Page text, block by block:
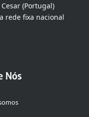
(Portugal)
rede fixa nacional
Nós